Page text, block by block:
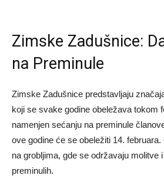
Zimske Zadušnice:
na Preminule
Zimske Zadušnice predstavljaju
koji se svake godine obeležava tokom
namenjen sećanju na preminule
ove godine će se obeležiti 14.
na grobljima, gde se održavaju molitve
preminulih.